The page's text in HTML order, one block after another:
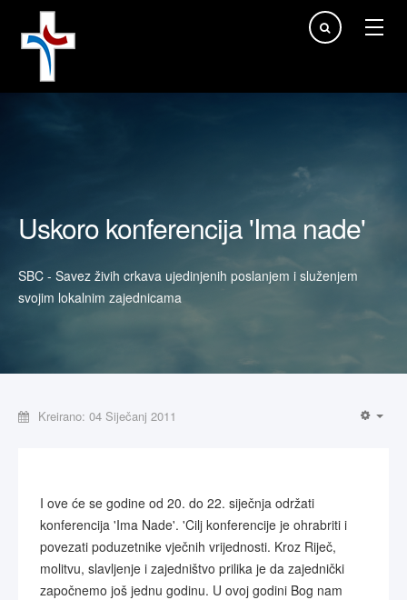
Traži...
Uskoro konferencija 'Ima nade'
SBC - Savez živih crkava ujedinjenih poslanjem i služenjem
svojim lokalnim zajednicama
Kreirano: 04 Siječanj 2011
I ove će se godine od 20. do 22. siječnja održati
konferencija 'Ima Nade'. 'Cilj konferencije je ohrabriti i
povezati poduzetnike vječnih vrijednosti. Kroz Riječ,
molitvu, slavljenje i zajedništvo prilika je da zajednički
započnemo još jednu godinu. U ovoj godini Bog nam